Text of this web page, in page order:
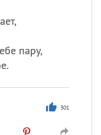
пару,
301